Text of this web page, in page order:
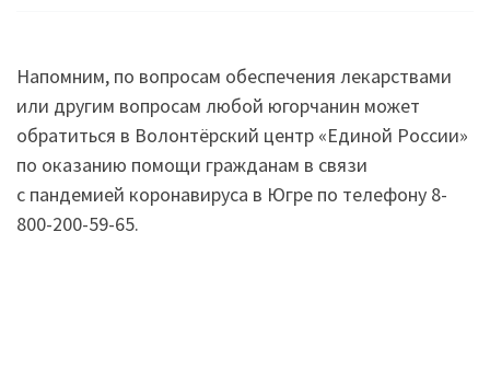
Напомним, по вопросам обеспечения лекарствами
или другим вопросам любой югорчанин может
обратиться в Волонтёрский центр «Единой России»
по оказанию помощи гражданам в связи
с пандемией коронавируса в Югре по телефону 8-
800-200-59-65.